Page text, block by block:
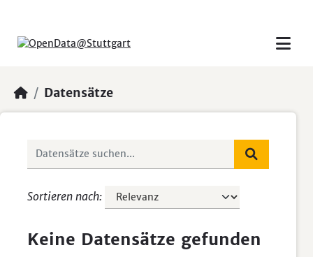
Datensätze
Sortieren nach
Keine Datensätze gefunden